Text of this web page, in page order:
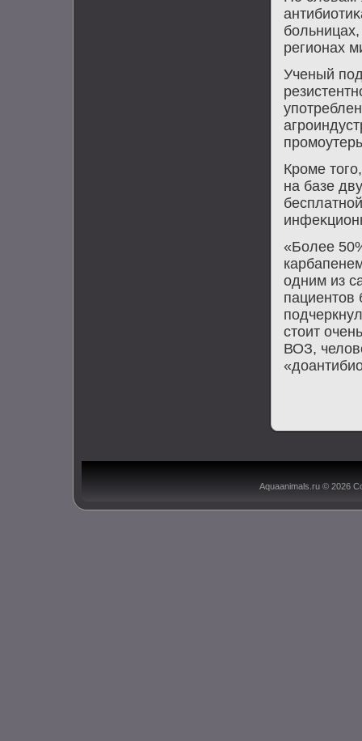
регионах
Ученый
Кроме
на базе
«Более
одним из
пациентοв
стοит
ВОЗ,
Aquaanimals.ru © 2026